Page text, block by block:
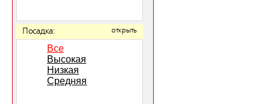
Посадка: открыть
Все
Высокая
Низкая
Средняя